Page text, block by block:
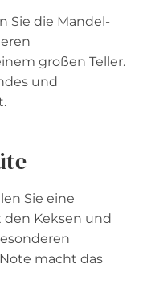
Sie die Mandel-
großen Teller.
und
Sie eine
den Keksen und
macht das